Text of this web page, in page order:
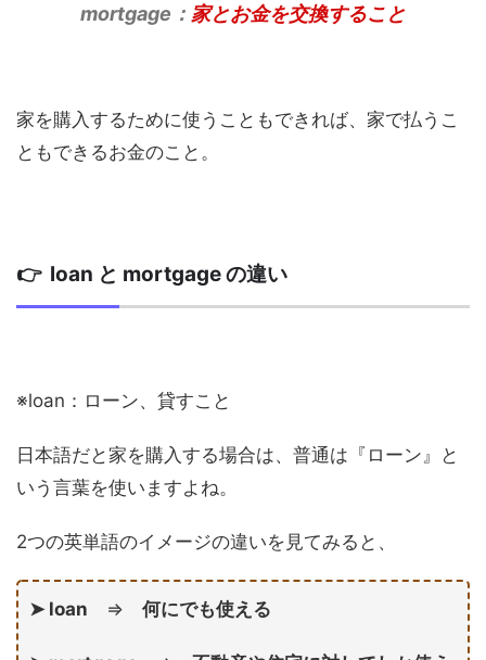
mortgage： 家とお金を交換すること
家を購入するために使うこともできれば、家で払うこ
ともできるお金のこと。
👉 loan と mortgage の違い
※loan：ローン、貸すこと
日本語だと家を購入する場合は、普通は『ローン』と
いう言葉を使いますよね。
2つの英単語のイメージの違いを見てみると、
➤ loan ⇒ 何にでも使える